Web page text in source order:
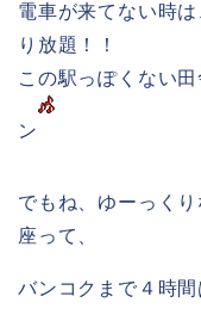
電車が来てない時
り放題！！
この駅っぽくない
ン
でもね、ゆーっく
座って、
バンコクまで４時